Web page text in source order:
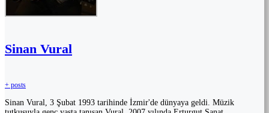
Sinan Vural
+ posts
Sinan Vural, 3 Şubat 1993 tarihinde İzmir'de dünyaya geldi. Müzik